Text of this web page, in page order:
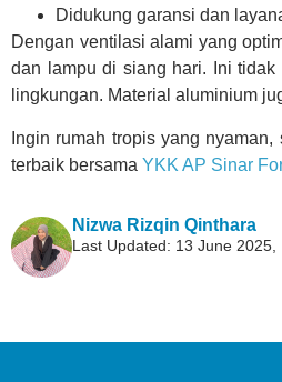
Didukung garansi dan
Dengan ventilasi alami yang
dan lampu di siang hari. Ini
lingkungan. Material aluminium
Ingin rumah tropis yang
terbaik bersama YKK AP Sinar
Nizwa Rizqin Qinthara
Last Updated: 13 June 2025,